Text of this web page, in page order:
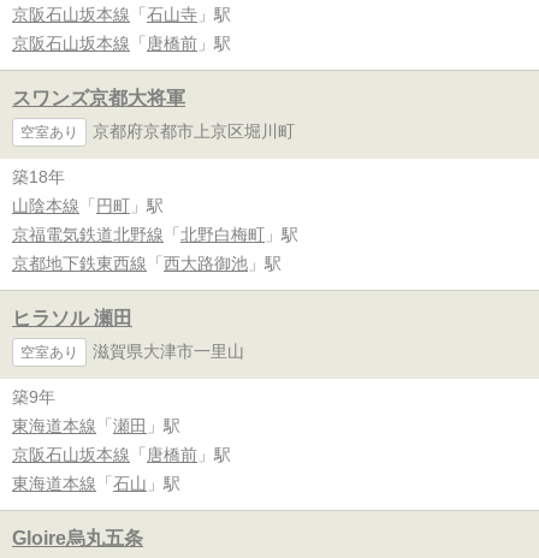
京阪石山坂本線 「 石山寺 」駅
京阪石山坂本線 「 唐橋前 」駅
スワンズ京都大将軍
空室あり 京都府京都市上京区堀川町
築18年
山陰本線 「 円町 」駅
京福電気鉄道北野線 「 北野白梅町 」駅
京都地下鉄東西線 「 西大路御池 」駅
ヒラソル 瀬田
空室あり 滋賀県大津市一里山
築9年
東海道本線 「 瀬田 」駅
京阪石山坂本線 「 唐橋前 」駅
東海道本線 「 石山 」駅
Gloire烏丸五条